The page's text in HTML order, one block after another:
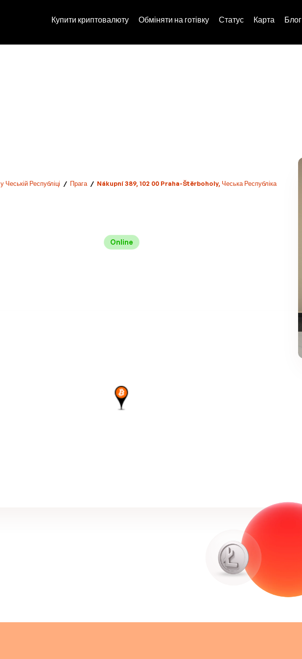
Купити криптовалюту Обміняти на готівку Статус Карта Блог
у Чеській Республіці / Прага / Nákupní 389, 102 00 Praha-Štěrboholy, Чеська Республіка
Online